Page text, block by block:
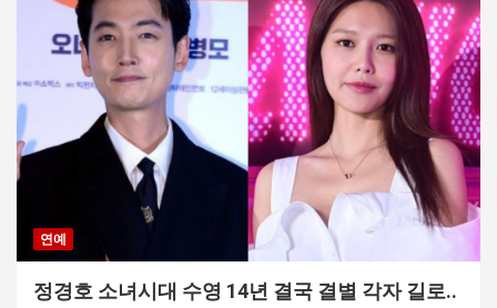
연예
정경호 소녀시대 수영 14년 결국 결별 각자 길로..